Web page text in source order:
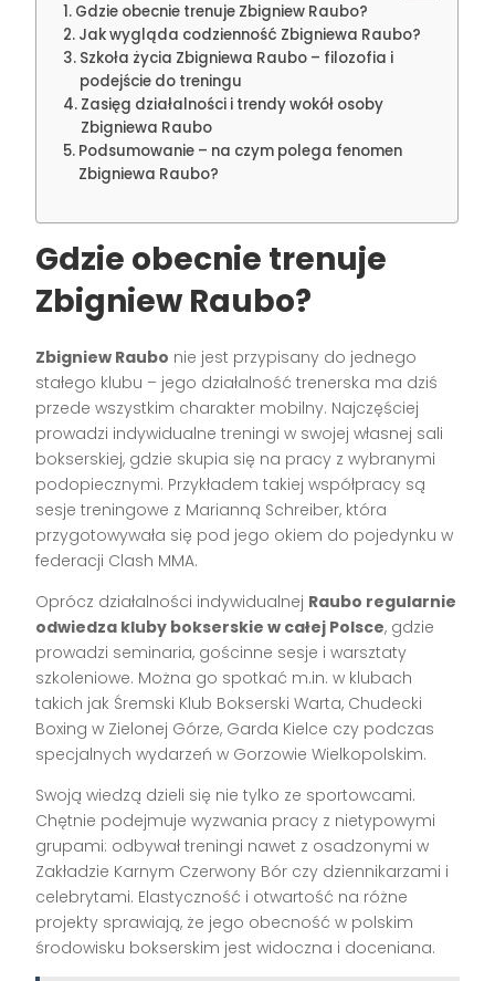
Gdzie obecnie trenuje Zbigniew Raubo?
Jak wygląda codzienność Zbigniewa Raubo?
Szkoła życia Zbigniewa Raubo – filozofia i
podejście do treningu
Zasięg działalności i trendy wokół osoby
Zbigniewa Raubo
Podsumowanie – na czym polega fenomen
Zbigniewa Raubo?
Gdzie obecnie trenuje
Zbigniew Raubo?
Zbigniew Raubo nie jest przypisany do jednego
stałego klubu – jego działalność trenerska ma dziś
przede wszystkim charakter mobilny. Najczęściej
prowadzi indywidualne treningi w swojej własnej sali
bokserskiej, gdzie skupia się na pracy z wybranymi
podopiecznymi. Przykładem takiej współpracy są
sesje treningowe z Marianną Schreiber, która
przygotowywała się pod jego okiem do pojedynku w
federacji Clash MMA.
Oprócz działalności indywidualnej Raubo regularnie
odwiedza kluby bokserskie w całej Polsce, gdzie
prowadzi seminaria, gościnne sesje i warsztaty
szkoleniowe. Można go spotkać m.in. w klubach
takich jak Śremski Klub Bokserski Warta, Chudecki
Boxing w Zielonej Górze, Garda Kielce czy podczas
specjalnych wydarzeń w Gorzowie Wielkopolskim.
Swoją wiedzą dzieli się nie tylko ze sportowcami.
Chętnie podejmuje wyzwania pracy z nietypowymi
grupami: odbywał treningi nawet z osadzonymi w
Zakładzie Karnym Czerwony Bór czy dziennikarzami i
celebrytami. Elastyczność i otwartość na różne
projekty sprawiają, że jego obecność w polskim
środowisku bokserskim jest widoczna i doceniana.